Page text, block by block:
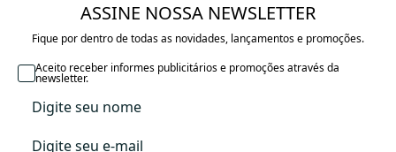
ASSINE NOSSA NEWSLETTER
Fique por dentro de todas as novidades, lançamentos e promoções.
Aceito receber informes publicitários e promoções através da
newsletter.